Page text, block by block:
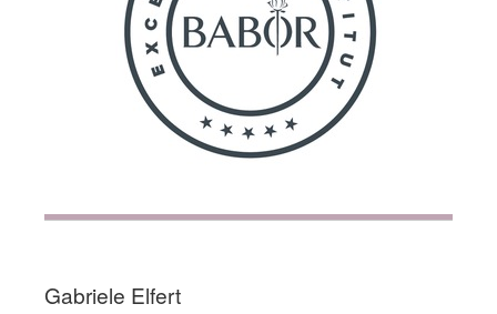
Gabriele Elfert